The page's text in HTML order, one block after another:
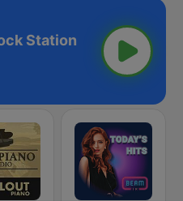
Station